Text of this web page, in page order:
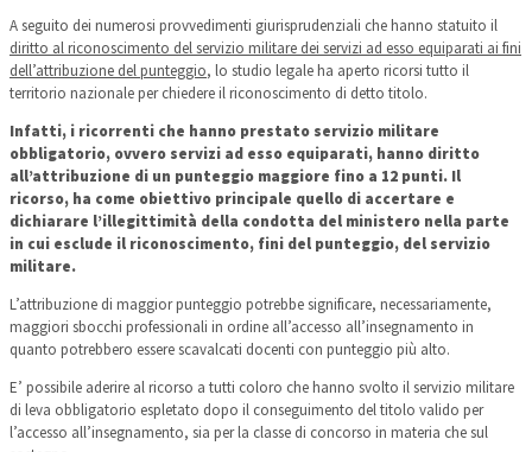
A seguito dei numerosi provvedimenti giurisprudenziali che hanno statuito il
diritto al riconoscimento del servizio militare dei servizi ad esso equiparati ai fini
dell’attribuzione del punteggio, lo studio legale ha aperto ricorsi tutto il
territorio nazionale per chiedere il riconoscimento di detto titolo.
Infatti, i ricorrenti che hanno prestato servizio militare
obbligatorio, ovvero servizi ad esso equiparati, hanno diritto
all’attribuzione di un punteggio maggiore fino a 12 punti. Il
ricorso, ha come obiettivo principale quello di accertare e
dichiarare l’illegittimità della condotta del ministero nella parte
in cui esclude il riconoscimento, fini del punteggio, del servizio
militare.
L’attribuzione di maggior punteggio potrebbe significare, necessariamente,
maggiori sbocchi professionali in ordine all’accesso all’insegnamento in
quanto potrebbero essere scavalcati docenti con punteggio più alto.
E’ possibile aderire al ricorso a tutti coloro che hanno svolto il servizio militare
di leva obbligatorio espletato dopo il conseguimento del titolo valido per
l’accesso all’insegnamento, sia per la classe di concorso in materia che sul